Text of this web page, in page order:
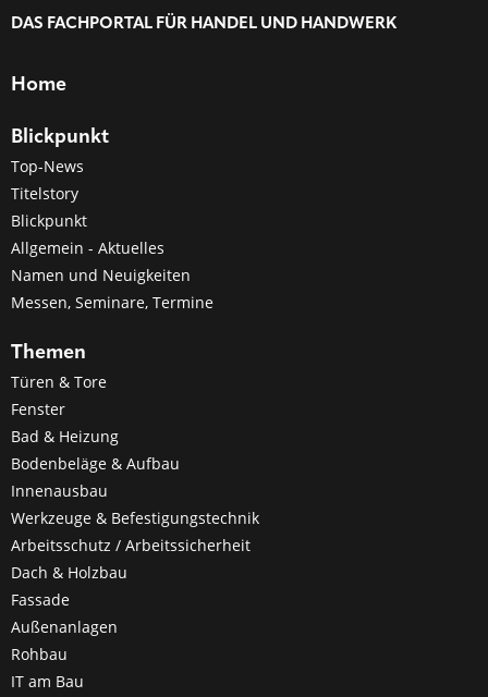
DAS FACHPORTAL FÜR HANDEL UND HANDWERK
Home
Blickpunkt
Top-News
Titelstory
Blickpunkt
Allgemein - Aktuelles
Namen und Neuigkeiten
Messen, Seminare, Termine
Themen
Türen & Tore
Fenster
Bad & Heizung
Bodenbeläge & Aufbau
Innenausbau
Werkzeuge & Befestigungstechnik
Arbeitsschutz / Arbeitssicherheit
Dach & Holzbau
Fassade
Außenanlagen
Rohbau
IT am Bau